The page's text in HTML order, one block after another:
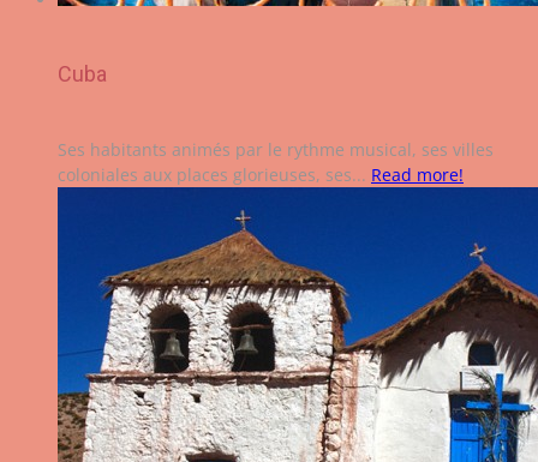
Cuba
Ses habitants animés par le rythme musical, ses villes
coloniales aux places glorieuses, ses... Read more!